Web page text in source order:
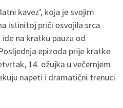
kavez’, koja je svojim
istinitoj priči osvojila srca
na kratku pauzu od
epizoda prije kratke
14. ožujka u večernjem
napeti i dramatični trenuci